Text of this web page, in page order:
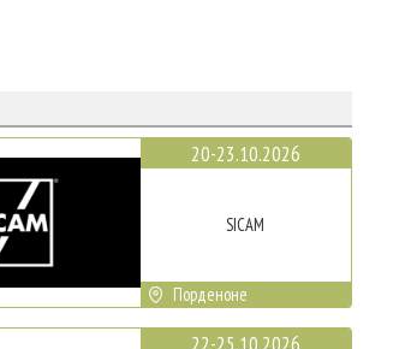
20-23.10.2026
SICAM
Порденоне